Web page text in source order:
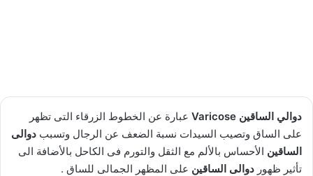
دوالي الساقين Varicose
عبارة عن الخطوط الزرقاء التى تظهر
على الساق وتصيب السيدات نسبة الضعف عن الرجال وتسبب دوالى
الساقين الأحساس بالألم مع الثقل والتورم فى الكاحل بالأضافة الى
تأثير ظهور دوالى الساقين على المظهر الجمالى للساق .